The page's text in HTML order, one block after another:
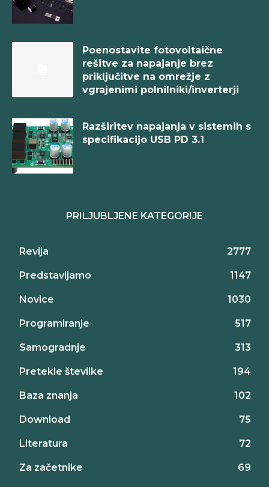
Poenostavite fotovoltaične
rešitve za napajanje brez
priključitve na omrežje z
vgrajenimi polnilniki/inverterji
Razširitev napajanja v sistemih s
specifikacijo USB PD 3.1
PRILJUBLJENE KATEGORIJE
Revija 2777
Predstavljamo 1147
Novice 1030
Programiranje 517
Samogradnje 313
Pretekle številke 194
Baza znanja 102
Download 75
Literatura 72
Za začetnike 69